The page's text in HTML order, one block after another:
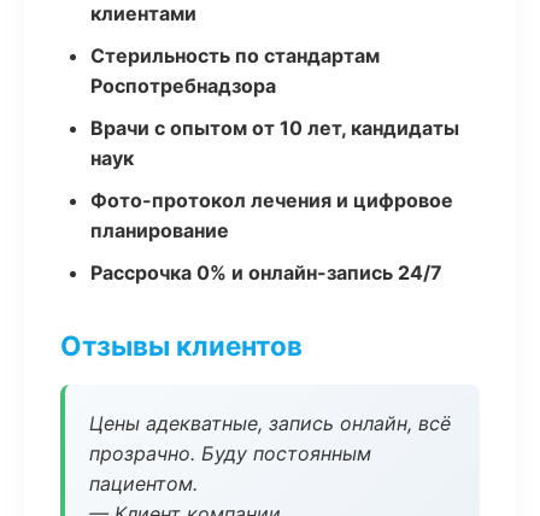
клиентами
Стерильность по стандартам
Роспотребнадзора
Врачи с опытом от 10 лет, кандидаты
наук
Фото-протокол лечения и цифровое
планирование
Рассрочка 0% и онлайн-запись 24/7
Отзывы клиентов
Цены адекватные, запись онлайн, всё
прозрачно. Буду постоянным
пациентом.